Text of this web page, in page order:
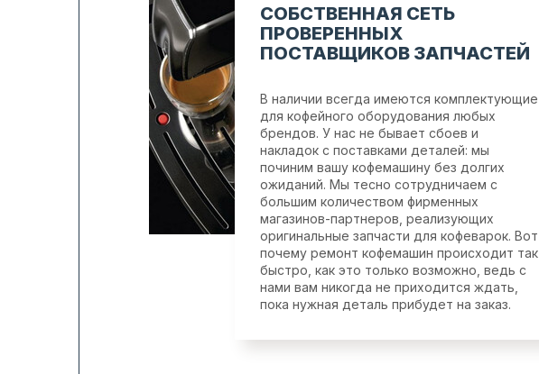
СОБСТВЕННАЯ СЕТЬ
ПРОВЕРЕННЫХ
ПОСТАВЩИКОВ ЗАПЧАСТЕЙ
В наличии всегда имеются комплектующие
для кофейного оборудования любых
брендов. У нас не бывает сбоев и
накладок с поставками деталей: мы
починим вашу кофемашину без долгих
ожиданий. Мы тесно сотрудничаем с
большим количеством фирменных
магазинов-партнеров, реализующих
оригинальные запчасти для кофеварок. Вот
почему ремонт кофемашин происходит так
быстро, как это только возможно, ведь с
нами вам никогда не приходится ждать,
пока нужная деталь прибудет на заказ.